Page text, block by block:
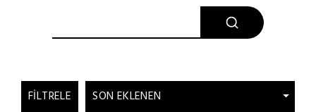
FILTRELE